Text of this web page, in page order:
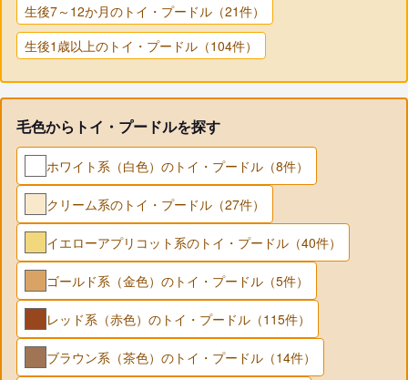
生後7～12か月のトイ・プードル（21件）
生後1歳以上のトイ・プードル（104件）
毛色からトイ・プードルを探す
ホワイト系（白色）のトイ・プードル（8件）
クリーム系のトイ・プードル（27件）
イエローアプリコット系のトイ・プードル（40件）
ゴールド系（金色）のトイ・プードル（5件）
レッド系（赤色）のトイ・プードル（115件）
ブラウン系（茶色）のトイ・プードル（14件）